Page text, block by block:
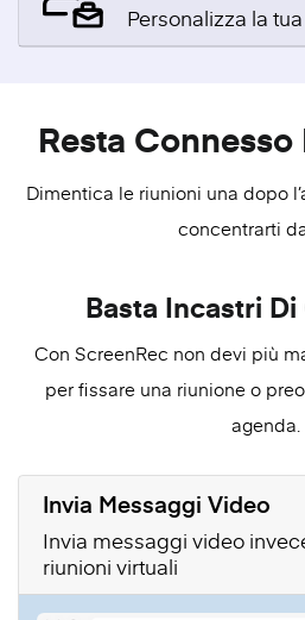
Personalizza la
Resta
Dimentica le riunioni una dopo
concentrarti
Invia Messaggi Video
Invia messaggi video
riunioni virtuali
Basta Incastri
Con ScreenRec non devi più
per fissare una riunione o
agenda.